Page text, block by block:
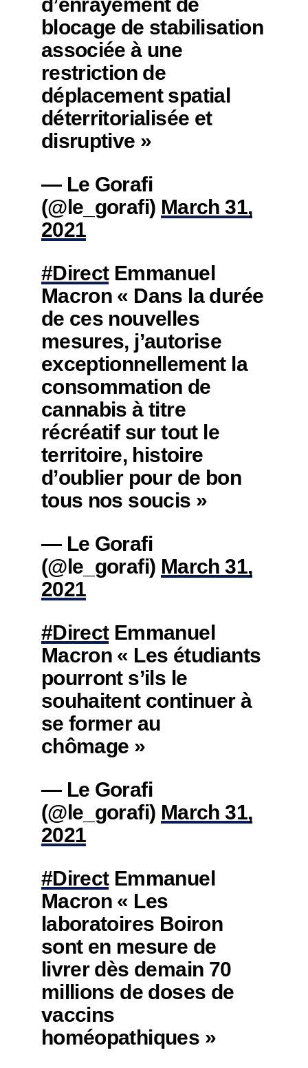
blocage de stabilisation
associée à une
restriction de
déplacement spatial
déterritorialisée et
disruptive »
— Le Gorafi
(@le_gorafi) March 31,
2021
#DirectEmmanuel
Macron « Dans la durée
de ces nouvelles
mesures, j’autorise
exceptionnellement la
consommation de
cannabis à titre
récréatif sur tout le
territoire, histoire
d’oublier pour de bon
tous nos soucis »
— Le Gorafi
(@le_gorafi) March 31,
2021
#DirectEmmanuel
Macron « Les étudiants
pourront s’ils le
souhaitent continuer à
se former au
chômage »
— Le Gorafi
(@le_gorafi) March 31,
2021
#DirectEmmanuel
Macron « Les
laboratoires Boiron
sont en mesure de
livrer dès demain 70
millions de doses de
vaccins
homéopathiques »